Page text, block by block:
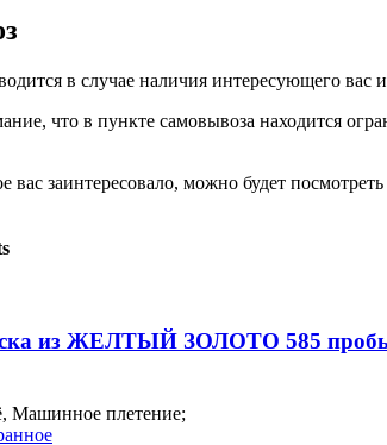
в случае наличия интересующего вас
что в пункте самовывоза находится
вас заинтересовало, можно будет
из ЖЕЛТЫЙ ЗОЛОТО 585
Машинное плетение;